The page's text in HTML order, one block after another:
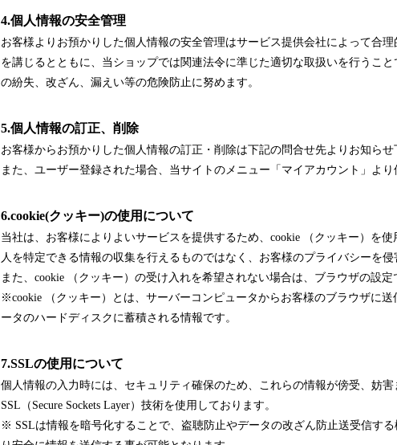
4.個人情報の安全管理
お客様よりお預かりした個人情報の安全管理はサービス提供会社によって合
を講じるとともに、当ショップでは関連法令に準じた適切な取扱いを行うこ
の紛失、改ざん、漏えい等の危険防止に努めます。
5.個人情報の訂正、削除
お客様からお預かりした個人情報の訂正・削除は下記の問合せ先よりお知らせ
また、ユーザー登録された場合、当サイトのメニュー「マイアカウント」より
6.cookie(クッキー)の使用について
当社は、お客様によりよいサービスを提供するため、cookie （クッキー）を
人を特定できる情報の収集を行えるものではなく、お客様のプライバシーを侵
また、cookie （クッキー）の受け入れを希望されない場合は、ブラウザの設定
※cookie （クッキー）とは、サーバーコンピュータからお客様のブラウザに
ータのハードディスクに蓄積される情報です。
7.SSLの使用について
個人情報の入力時には、セキュリティ確保のため、これらの情報が傍受、妨
SSL（Secure Sockets Layer）技術を使用しております。
※ SSLは情報を暗号化することで、盗聴防止やデータの改ざん防止送受信す